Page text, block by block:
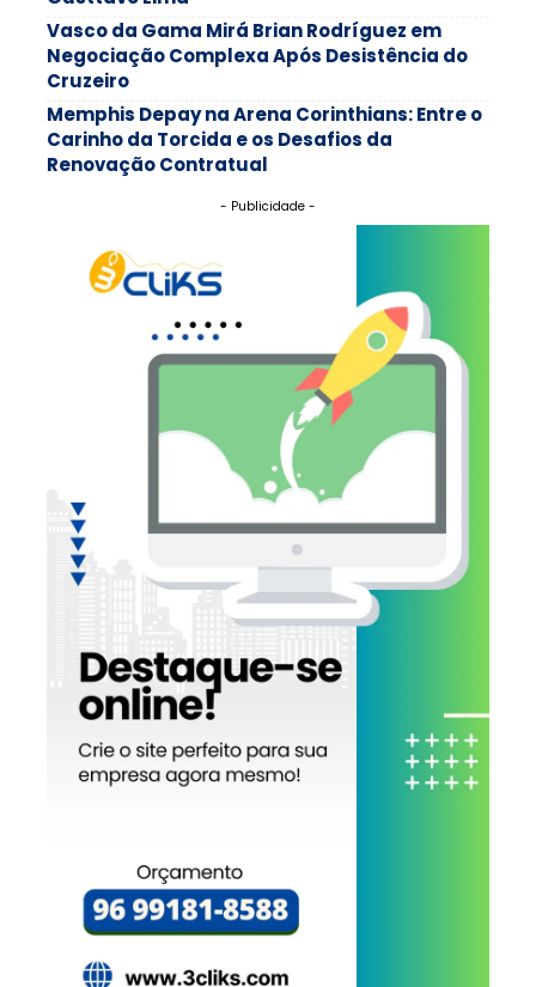
Vasco da Gama Mirá Brian Rodríguez em
Negociação Complexa Após Desistência do
Cruzeiro
Memphis Depay na Arena Corinthians: Entre o
Carinho da Torcida e os Desafios da
Renovação Contratual
- Publicidade -